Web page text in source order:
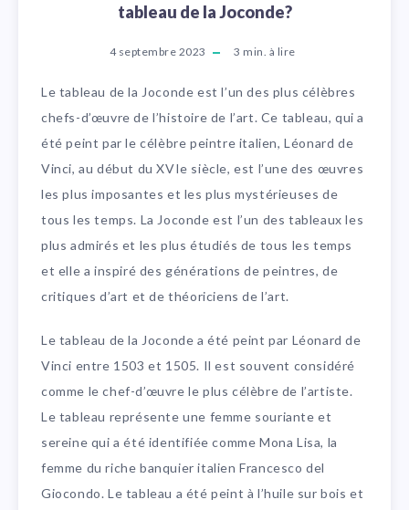
tableau de la Joconde?
4 septembre 2023 3 min. à lire
Le tableau de la Joconde est l’un des plus célèbres
chefs-d’œuvre de l’histoire de l’art. Ce tableau, qui a
été peint par le célèbre peintre italien, Léonard de
Vinci, au début du XVIe siècle, est l’une des œuvres
les plus imposantes et les plus mystérieuses de
tous les temps. La Joconde est l’un des tableaux les
plus admirés et les plus étudiés de tous les temps
et elle a inspiré des générations de peintres, de
critiques d’art et de théoriciens de l’art.
Le tableau de la Joconde a été peint par Léonard de
Vinci entre 1503 et 1505. Il est souvent considéré
comme le chef-d’œuvre le plus célèbre de l’artiste.
Le tableau représente une femme souriante et
sereine qui a été identifiée comme Mona Lisa, la
femme du riche banquier italien Francesco del
Giocondo. Le tableau a été peint à l’huile sur bois et